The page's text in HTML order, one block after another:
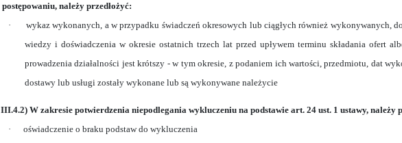
postępowaniu, należy przedłożyć:
·
wykaz wykonanych, a w przypadku świadczeń okresowych lub ciągłych również wykonywanych,
wiedzy i doświadczenia w okresie ostatnich trzech lat przed upływem terminu składania ofert
prowadzenia działalności jest krótszy - w tym okresie, z podaniem ich wartości, przedmiotu, dat
dostawy lub usługi zostały wykonane lub są wykonywane należycie
III.4.2) W zakresie potwierdzenia niepodlegania wykluczeniu na podstawie art. 24 ust. 1 ustawy, należy
·
oświadczenie o braku podstaw do wykluczenia